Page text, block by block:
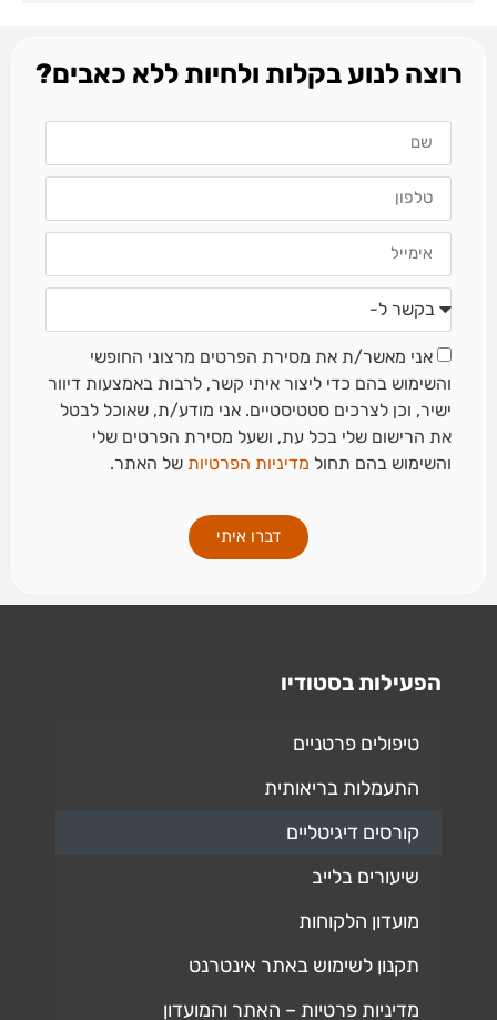
רוצה לנוע בקלות ולחיות ללא כאבים?
אני מאשר/ת את מסירת הפרטים מרצוני החופשי
והשימוש בהם כדי ליצור איתי קשר, לרבות באמצעות דיוור
ישיר, וכן לצרכים סטטיסטיים. אני מודע/ת, שאוכל לבטל
את הרישום שלי בכל עת, ושעל מסירת הפרטים שלי
והשימוש בהם תחול מדיניות הפרטיות של האתר.
דברו איתי
הפעילות בסטודיו
טיפולים פרטניים
התעמלות בריאותית
קורסים דיגיטליים
שיעורים בלייב
מועדון הלקוחות
תקנון לשימוש באתר אינטרנט
מדיניות פרטיות – האתר והמועדון